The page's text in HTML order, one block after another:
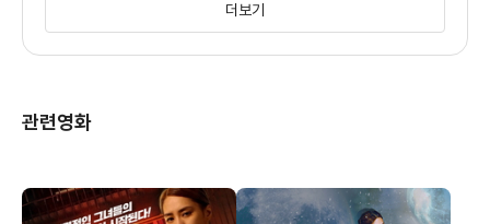
더보기
관련영화